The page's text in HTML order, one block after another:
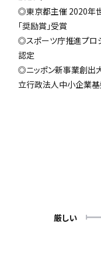
◎東京都主催 2020年
「奨励賞」受賞
◎スポーツ庁推進プロ
認定
◎ニッポン新事業創出
立行政法人中小企業基
厳しい